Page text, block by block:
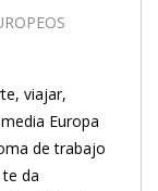
viajar,
Europa
de trabajo
da